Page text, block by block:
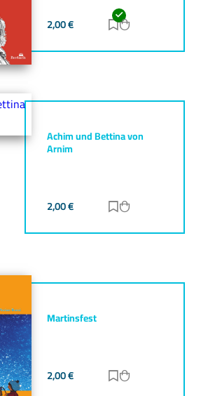
2,00€ Zur Merkliste
Achim und Bettina von
Arnim
2,00€ Zur Merkliste
Martinsfest
2,00€ Zur Merkliste